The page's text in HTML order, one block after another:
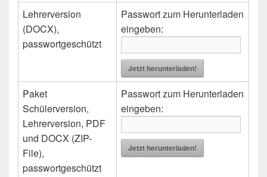
Lehrerversion
(DOCX),
passwortgeschützt
Passwort zum Herunterladen
eingeben:
Jetzt herunterladen!
Paket
Schülerversion,
Lehrerversion, PDF
und DOCX (ZIP-
File),
passwortgeschützt
Passwort zum Herunterladen
eingeben:
Jetzt herunterladen!